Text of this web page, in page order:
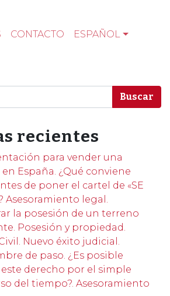
CONTACTO ESPAÑOL
recientes
para vender una
España. ¿Qué conviene
de poner el cartel de «SE
Asesoramiento legal.
la posesión de un terreno
Posesión y propiedad.
Nuevo éxito judicial.
de paso. ¿Es posible
derecho por el simple
del tiempo?. Asesoramiento